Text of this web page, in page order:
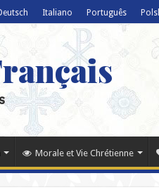
Italiano Português
Morale et Vie Chrétienne